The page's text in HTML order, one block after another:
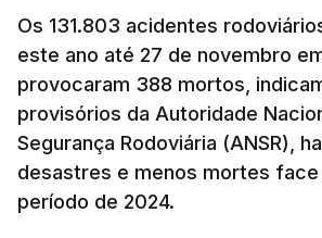
Os 131.803 acidentes
este ano até 27 de novembro
provocaram 388 mortos,
provisórios da Autoridade
Segurança Rodoviária (ANSR),
desastres e menos mortes face
período de 2024.